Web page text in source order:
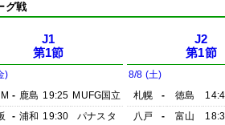
グ戦
J1
第1節
)
- 鹿島 19:25 MUFG国立
- 浦和 19:30
パナスタ
J2
第1節
8/8 (土)
札幌
- 徳島
八戸
- 富山